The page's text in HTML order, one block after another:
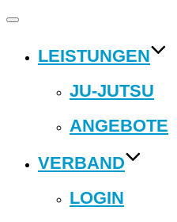
Navigation
LEISTUNGEN
JU-JUTSU
ANGEBOTE
VERBAND
LOGIN